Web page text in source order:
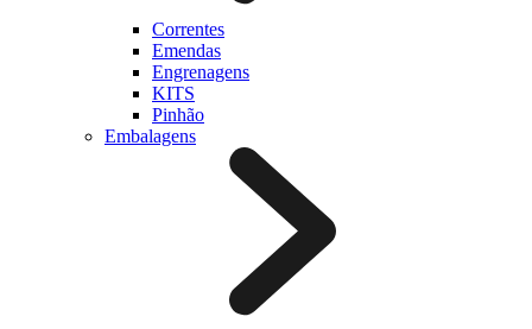
Correntes
Emendas
Engrenagens
KITS
Pinhão
Embalagens